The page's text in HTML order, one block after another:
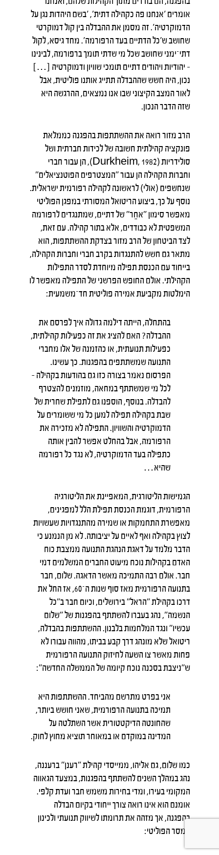
אומרים 'אנחנו פה כקהילה דתית', 'בשם היהדות נגן על
הדמוקרטיה'. זה מסמן את ההבדלה בין קול דמוקרטי
שחושב ש'כל הדתיים בעד הרפורמה'. מחד גיסא, לקול
דתי־ימני שחושב שכל מי שדתי תומך ברפורמה, לבינינו
– יהודיות ויהודים דתיים תומכי שוויון ודמוקרטיה […]
נכון, היה חשש שההבדלה תתייג אותנו פוליטית, אבל
לאור המצב הקיצוני שבו אנו נמצאים, ההרגשה היא
שזה הדבר הנכון.
הרב מזור רואה את ההשתתפות בהפגנה כממלאת
פונקציה קהילתית חשובה של לכידות חברתית ושל
סולידריות (Durkheim, 1982), הן עבור חברי
וחברות הקהילה הן עבור "המצטרפים הפוטנציאלים"
שנחשפים (אולי) לראשונה לקהילה רפורמית ישראלית.
נוסף על כך, ביצוע הריטואל המסורתי במפגן הפוליטי
מאפשר סימון "אחֵר" של דתיים, שמתנגדים לרפורמה
המשפטית לא כבודדים, אלא בתור קהילה. עם זאת,
לצד הביטחון של הרב מזור בצדקת ההשתתפות, הוא
מתאר גם חשש להתנגדות בקרב חברי וחברות הקהילה,
בייחוד עם הכנסת תפילה מיוחדת לסדר התפילות
הקהילתי. אולם החופש הפרשני של התפילה מאפשר לו
הימלטות מקביעת אמירה פוליטית חד־משמעית:
בהתחלה, הייתה דילמה גדולה איך לפרסם את
ההבדלה? האם להציג את זה כפעילות קהילתית,
כפעילות תנועתית, או כהזמנה של אלו מחברי
התנועה שמשתתפים בהפגנות. כך עשינו.
הפרסום נאמר בצורה כזו גם בהודעות בקהילה –
לכל מי שמשתתף במחאה, מוזמנים להצטרף
להבדלה. בנוסף, הוספנו גם לתפילת שחרית של
שבת בקהילה תפילה למען כל מי ששומרים על
הדמוקרטיה והשוויון. התפילה לא מזכירה את
הרפורמה, אבל בהחלט אפשר להבין אותה
כתפילה בעד הדמוקרטיה, לא נגד כל רפורמה
שהיא…
הגמישות הליטורגית, המאפיינת את הליטורגיה
הרפורמית, דוגמת הכנסת תפילת הלל למפגינים,
מאפשרת התחמקות או שמירה מהתנגדויות שעשויות
לצוץ בקהילה ואף לאיים על יציבותה. לא מן הנמנע כי
הדבר מלמד על דאגת הנהגת התנועה ממצבת כוח
האדם בקהילות נוכח מיעוט החברים המשלמים דמי
חבר. אולם רבה התמיכה מאשר הדאגה. שלום, חבר
בתנועה הרפורמית מאז סוף שנות ה־60, אז החל את
דרכו בקהילת "הראל" בירושלים, וכיום חבר ב"כל
הנשמה", נהג בעברו להשתתף בהפגנות של "שלום
עכשיו" ונגד המלחמות בלבנון. ההשתתפות בהבדלה,
ריטואל שלא מונהג דרך קבע בביתו, מהווה עבורו לא
פחות מאשר צו השעה לחיזוק התנועה הרפורמית
ש"ניצבת בסכנה נוכח קיומה של הממשלה החדשה":
אני בפרט מתרשם מהביחד. ההשתתפות היא
תמיכה בתנועה הרפורמית, שאני חושש ביותר,
שהחונטה הדיקטטורית אשר השתלטה על
המדינה במוקדם או במאוחר תוציא מחוץ לחוק.
כמו שלום, גם אליהו, ממייסדי קהילת "רענן" ברעננה,
נהג במהלך השנים להשתתף בהפגנות, במצעד הגאווה
המקומי בעירו, ומדי בחירות משמש חבר ועדת קלפי.
אומנם הוא אינו רואה צורך ייחודי בקיום הבדלה
בהפגנה, אך מזהה את תרומתו לשיווק תנועתי ולכינון
המסר הפוליטי: